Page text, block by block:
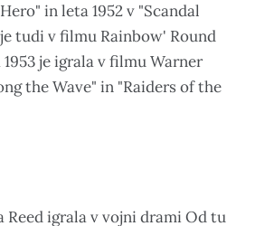
in leta 1952 v "Scandal
tudi v filmu Rainbow' Round
je igrala v filmu Warner
the Wave" in "Raiders of the
Reed igrala v vojni drami Od tu